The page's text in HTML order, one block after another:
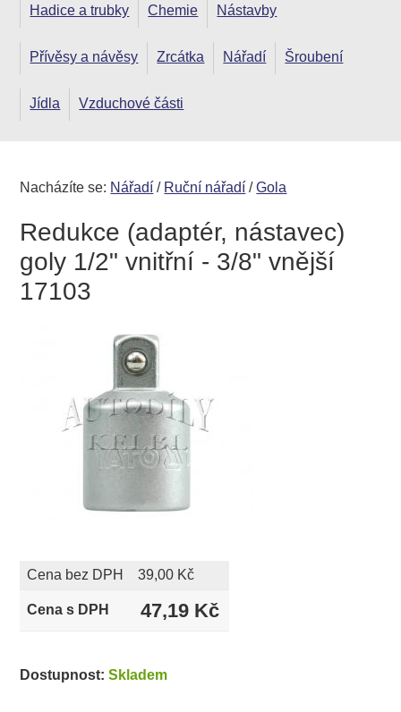
Hadice a trubky Chemie Nástavby
Přívěsy a návěsy Zrcátka Nářadí Šroubení
Jídla Vzduchové části
Nacházíte se: Nářadí / Ruční nářadí /Gola
Redukce (adaptér, nástavec)
goly 1/2" vnitřní - 3/8" vnější
17103
Cena bez DPH 39,00 Kč
Cena s DPH 47,19 Kč
Dostupnost:Skladem